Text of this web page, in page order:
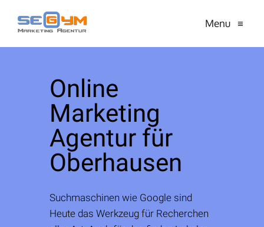
Menu ≡
Online
Marketing
Agentur für
Oberhausen
Suchmaschinen wie Google sind
Heute das Werkzeug für Recherchen